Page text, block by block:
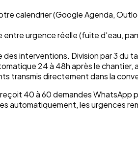
calendrier (Google Agenda,
urgence réelle (fuite d'eau,
interventions. Division par 3 du
24 à 48h après le chantier,
transmis directement dans la
40 à 60 demandes WhatsApp
automatiquement, les urgences